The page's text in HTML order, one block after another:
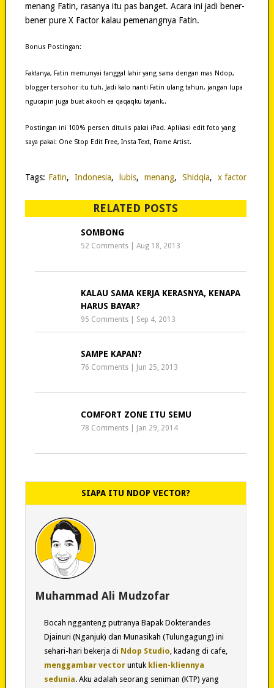
menang Fatin, rasanya itu pas banget. Acara ini jadi bener-
bener pure X Factor kalau pemenangnya Fatin.
Bonus Postingan:
Faktanya, Fatin memunyai tanggal lahir yang sama dengan mas Ndop,
blogger tersohor itu tuh. Jadi kalo nanti Fatin ulang tahun, jangan lupa
ngucapin juga buat akooh ea qaqaqku tayank..
Postingan ini 100% persen ditulis pakai iPad. Aplikasi edit foto yang
saya pakai: One Stop Edit Free, Insta Text, Frame Artist.
Tags: Fatin, Indonesia, lubis, menang, Shidqia, x factor
RELATED POSTS
SOMBONG
52 Comments |Aug 18, 2013
KALAU SAMA KERJA KERASNYA, KENAPA
HARUS BAYAR?
95 Comments Sep 4, 2013
SAMPE KAPAN?
76 Comments Jun 25, 2013
COMFORT ZONE ITU SEMU
78 Comments Jan 29, 2014
SIAPA ITU NDOP VECTOR?
Muhammad Ali Mudzofar
Bocah ngganteng putranya Bapak Dokterandes
Djainuri (Nganjuk) dan Munasikah (Tulungagung) ini
sehari-hari bekerja di Ndop Studio , kadang di cafe,
menggambar vectoruntuk klien-kliennya
sedunia. Aku adalah seorang seniman (KTP) yang